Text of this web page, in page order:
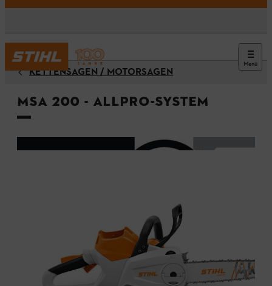
Menü
KETTENSÄGEN / MOTORSÄGEN
MSA 200 - ALLPRO-System